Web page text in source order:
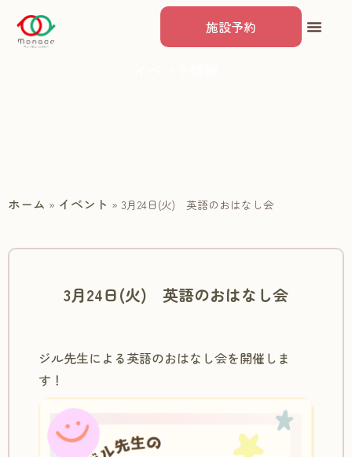
施設予約
ホーム » イベント » 3月24日(火) 英語のおはなし会
3月24日(火) 英語のおはなし会
ジル先生による英語のおはなし会を開催しま
す！